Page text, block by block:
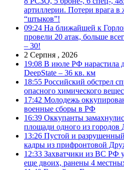
артиллерии. Потери врага
“штыков”!
09:24 На ближайшей к
провели 20 атак, больше
– 30!
2 Серпня , 2026
19:08 В июле РФ нарастила
DeepState – 36 кв. км
18:55 Российский обстрел
опасного химического
17:42 Молодежь
военные сборы в РФ
16:39 Оккупанты
площади одного из городов
13:26 Пустой и
кадры из прифронтовой
12:33 Захватчики из ВС РФ
еще двоих, ранены 4